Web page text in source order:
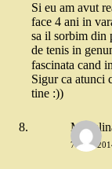
Si eu am avut
face 4 ani in
sa il sorbim din
de tenis in
fascinata cand
Sigur ca atunci
tine :))
7 MAI